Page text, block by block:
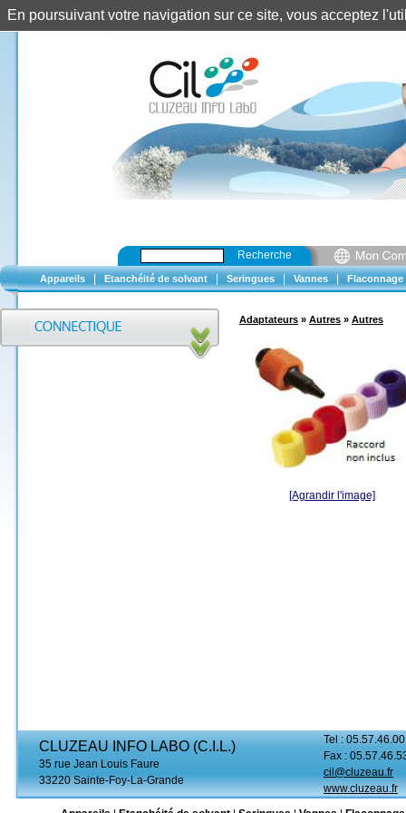
Recherche
Appareils Etanchéité de solvant Seringues Vannes Flaconnage
Adaptateurs » Autres » Autres
[Agrandir l'image]
CLUZEAU INFO LABO (C.I.L.)
35 rue Jean Louis Faure
33220 Sainte-Foy-La-Grande
Tel :
Fax :
cil@cluzeau.fr
www.cluzeau.fr
En poursuivant votre navigation sur ce site, vous acceptez